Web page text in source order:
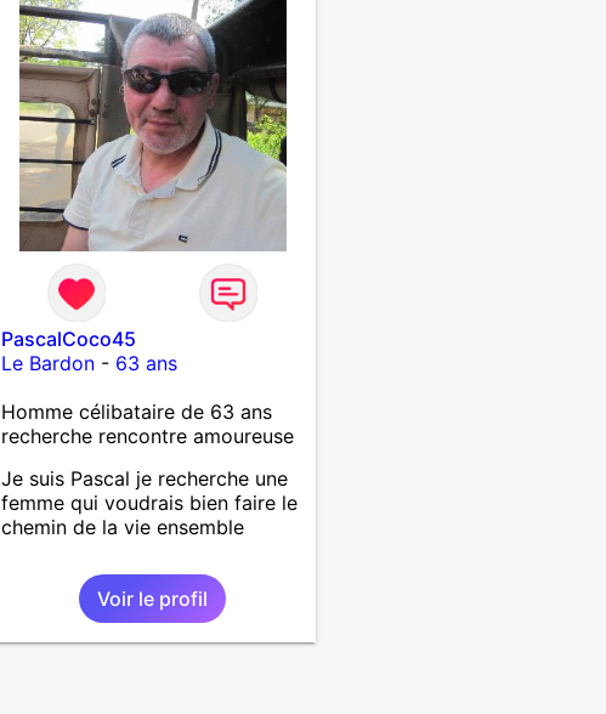
PascalCoco45
Le Bardon - 63 ans
Homme célibataire de 63 ans
recherche rencontre amoureuse
Je suis Pascal je recherche une
femme qui voudrais bien faire le
chemin de la vie ensemble
Voir le profil